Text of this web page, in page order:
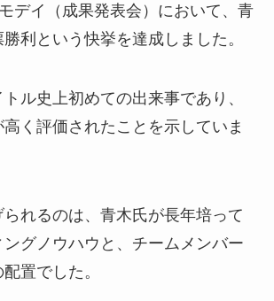
デイ（成果発表会）において、青
利という快挙を達成しました。
ル史上初めての出来事であり、
く評価されたことを示していま
れるのは、青木氏が長年培って
グノウハウと、チームメンバー
置でした。